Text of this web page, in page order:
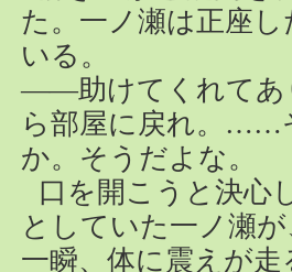
た。一ノ瀬は正座
いる。
――助けてくれてあ
ら部屋に戻れ。……
か。そうだよな。
口を開こうと決心
としていた一ノ瀬
一瞬、体に震えが